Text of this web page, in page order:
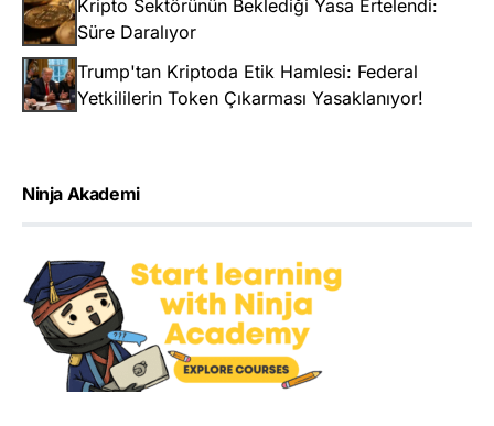
Kripto Sektörünün Beklediği Yasa Ertelendi:
Süre Daralıyor
Trump'tan Kriptoda Etik Hamlesi: Federal
Yetkililerin Token Çıkarması Yasaklanıyor!
Ninja Akademi